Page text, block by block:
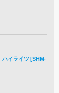
ハイライツ [SHM-